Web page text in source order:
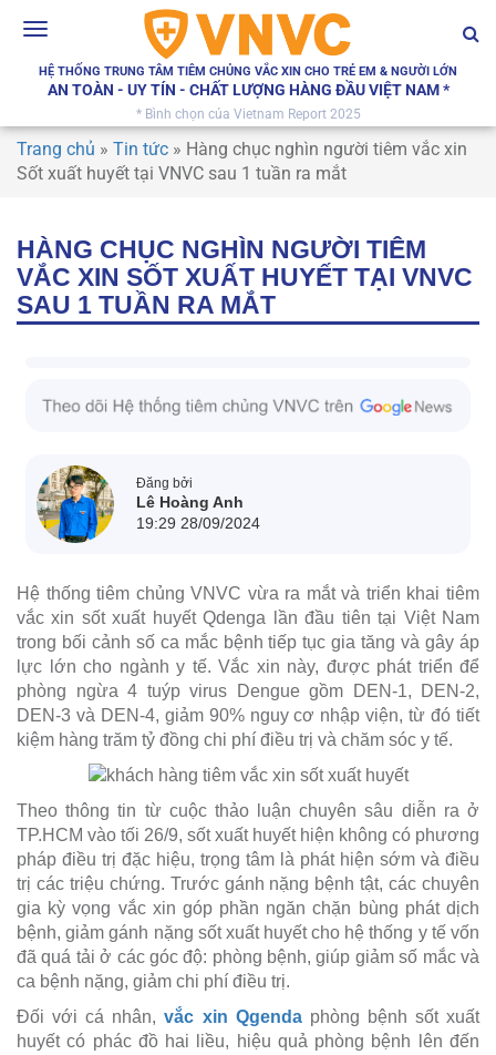
Toggle
HỆ THỐNG TRUNG TÂM TIÊM CHỦNG VẮC XIN CHO TRẺ EM & NGƯỜI LỚN
AN TOÀN - UY TÍN - CHẤT LƯỢNG HÀNG ĐẦU VIỆT NAM *
* Bình chọn của Vietnam Report 2025
Trang chủ » Tin tức » Hàng chục nghìn người tiêm vắc xin
Sốt xuất huyết tại VNVC sau 1 tuần ra mắt
HÀNG CHỤC NGHÌN NGƯỜI TIÊM
VẮC XIN SỐT XUẤT HUYẾT TẠI VNVC
SAU 1 TUẦN RA MẮT
Đăng bởi
Lê Hoàng Anh
19:29 28/09/2024
Hệ thống tiêm chủng VNVC vừa ra mắt và triển khai tiêm
vắc xin sốt xuất huyết Qdenga lần đầu tiên tại Việt Nam
trong bối cảnh số ca mắc bệnh tiếp tục gia tăng và gây áp
lực lớn cho ngành y tế. Vắc xin này, được phát triển để
phòng ngừa 4 tuýp virus Dengue gồm DEN-1, DEN-2,
DEN-3 và DEN-4, giảm 90% nguy cơ nhập viện, từ đó tiết
kiệm hàng trăm tỷ đồng chi phí điều trị và chăm sóc y tế.
Theo thông tin từ cuộc thảo luận chuyên sâu diễn ra ở
TP.HCM vào tối 26/9, sốt xuất huyết hiện không có phương
pháp điều trị đặc hiệu, trọng tâm là phát hiện sớm và điều
trị các triệu chứng. Trước gánh nặng bệnh tật, các chuyên
gia kỳ vọng vắc xin góp phần ngăn chặn bùng phát dịch
bệnh, giảm gánh nặng sốt xuất huyết cho hệ thống y tế vốn
đã quá tải ở các góc độ: phòng bệnh, giúp giảm số mắc và
ca bệnh nặng, giảm chi phí điều trị.
Đối với cá nhân,vắc xin Qgendaphòng bệnh sốt xuất
huyết có phác đồ hai liều, hiệu quả phòng bệnh lên đến